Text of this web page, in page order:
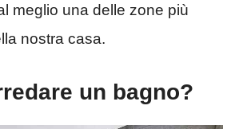
meglio una delle zone più
nostra casa.
un bagno?